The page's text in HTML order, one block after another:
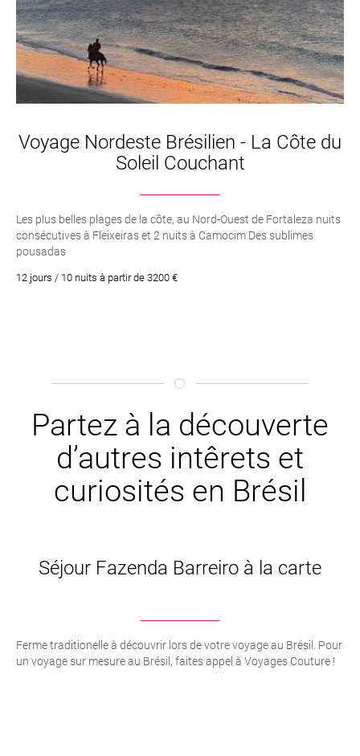
Voyage Nordeste Brésilien - La Côte du
Soleil Couchant
Les plus belles plages de la côte, au Nord-Ouest de Fortaleza nuits
consécutives à Fleixeiras et 2 nuits à Camocim Des sublimes
pousadas
12 jours / 10 nuits à partir de 3200 €
Partez à la découverte
d’autres intêrets et
curiosités en Brésil
Séjour Fazenda Barreiro à la carte
Ferme traditionelle à découvrir lors de votre voyage au Brésil. Pour
un voyage sur mesure au Brésil, faites appel à Voyages Couture !